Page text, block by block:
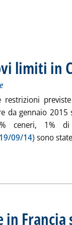
limiti in
restrizioni
da gennaio
ceneri, 1%
09/14)sono
Francia